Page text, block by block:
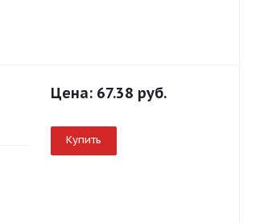
Цена: 67.38 руб.
Купить